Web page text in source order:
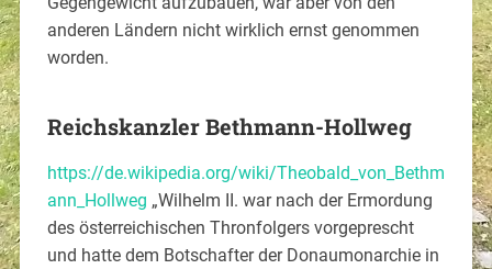
anderen Ländern nicht wirklich ernst genommen
worden.
Reichskanzler Bethmann-Hollweg
https://de.wikipedia.org/wiki/Theobald_von_Bethm
ann_Hollweg „Wilhelm II. war nach der Ermordung
des österreichischen Thronfolgers vorgeprescht
und hatte dem Botschafter der Donaumonarchie in